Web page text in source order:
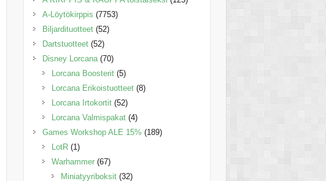
A-Löytökirppis (7753)
Biljardituotteet (52)
Dartstuotteet (52)
Disney Lorcana (70)
Lorcana Boosterit (5)
Lorcana Erikoistuotteet (8)
Lorcana Irtokortit (52)
Lorcana Valmispakat (4)
Games Workshop ALE 15% (189)
LotR (1)
Warhammer (67)
Miniatyyriboksit (32)